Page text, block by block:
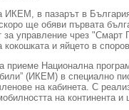
ИКЕМ, в пазарът в
ще обяви първата
за управление чрез "Смарт
кокошката и яйцето в
приеме Национална
(ИКЕМ) в специално
на кабинета. С
на континента